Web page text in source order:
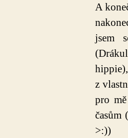
A
jsem
z
pro
časům
>:))